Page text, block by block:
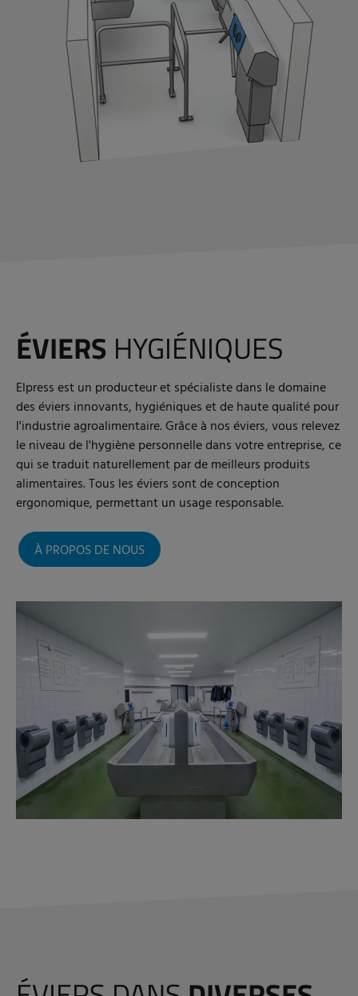
ÉVIERS HYGIÉNIQUES
Elpress est un producteur et spécialiste dans le domaine
des éviers innovants, hygiéniques et de haute qualité pour
l'industrie agroalimentaire. Grâce à nos éviers, vous relevez
le niveau de l'hygiène personnelle dans votre entreprise, ce
qui se traduit naturellement par de meilleurs produits
alimentaires. Tous les éviers sont de conception
ergonomique, permettant un usage responsable.
À PROPOS DE NOUS